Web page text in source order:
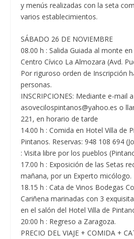
y menús realizadas con la seta
varios establecimientos.
SÁBADO 26 DE NOVIEMBRE
08.00 h : Salida Guiada al monte
Centro Cívico La Almozara (Avd.
Por riguroso orden de Inscripción
personas.
INSCRIPCIONES: Mediante e-mail a
asovecilospintanos@yahoo.es o
221, en horario de tarde
14.00 h : Comida en Hotel Villa de
Pintanos. Reservas: 948 108 694
: Visita libre por los pueblos
17.00 h : Exposición de las Setas
mañana, por un Experto micólogo.
18.15 h : Cata de Vinos Bodegas
Cariñena marinadas con 3
en el salón del Hotel Villa de
20:00 h : Regreso a Zaragoza.
PRECIO DEL VIAJE + COMIDA +